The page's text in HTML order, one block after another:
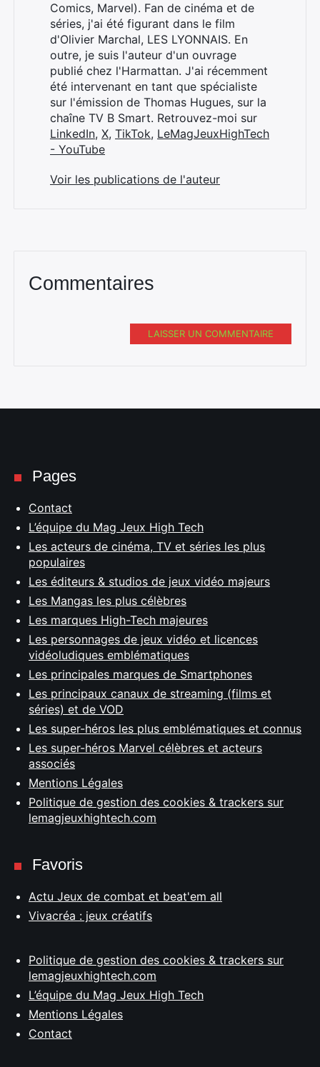
Comics, Marvel). Fan de cinéma et de
séries, j'ai été figurant dans le film
d'Olivier Marchal, LES LYONNAIS. En
outre, je suis l'auteur d'un ouvrage
publié chez l'Harmattan. J'ai récemment
été intervenant en tant que spécialiste
sur l'émission de Thomas Hugues, sur la
chaîne TV B Smart. Retrouvez-moi sur
LinkedIn, X, TikTok, LeMagJeuxHighTech
- YouTube
Voir les publications de l'auteur
Commentaires
LAISSER UN COMMENTAIRE
Pages
Contact
L’équipe du Mag Jeux High Tech
Les acteurs de cinéma, TV et séries les plus
populaires
Les éditeurs & studios de jeux vidéo majeurs
Les Mangas les plus célèbres
Les marques High-Tech majeures
Les personnages de jeux vidéo et licences
vidéoludiques emblématiques
Les principales marques de Smartphones
Les principaux canaux de streaming (films et
séries) et de VOD
Les super-héros les plus emblématiques et connus
Les super-héros Marvel célèbres et acteurs
associés
Mentions Légales
Politique de gestion des cookies & trackers sur
lemagjeuxhightech.com
Favoris
Actu Jeux de combat et beat'em all
Vivacréa : jeux créatifs
Politique de gestion des cookies & trackers sur
lemagjeuxhightech.com
L’équipe du Mag Jeux High Tech
Mentions Légales
Contact